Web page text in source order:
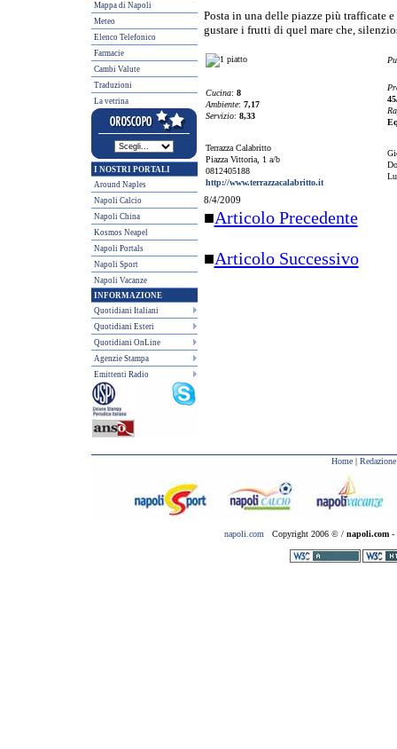
Mappa di Napoli
Meteo
Elenco Telefonico
Farmacie
Cambi Valute
Traduzioni
La vetrina
I NOSTRI PORTALI
Around Naples
Napoli Calcio
Napoli China
Kosmos Neapel
Napoli Portals
Napoli Sport
Napoli Vacanze
INFORMAZIONE
Quotidiani Italiani
Quotidiani Esteri
Quotidiani OnLine
Agenzie Stampa
Emittenti Radio
Posta in una delle piazze più trafficate
gustare i frutti di quel mare che,
Cucina: 8
Ambiente: 7,17
Servizio: 8,33
Terrazza Calabritto
Piazza Vittoria, 1 a/b
0812405188
http://www.terrazzacalabritto.it
8/4/2009
■Articolo Precedente
■Articolo Successivo
Home| Redazione
napoli.com Copyright 2006 © / napoli.com-